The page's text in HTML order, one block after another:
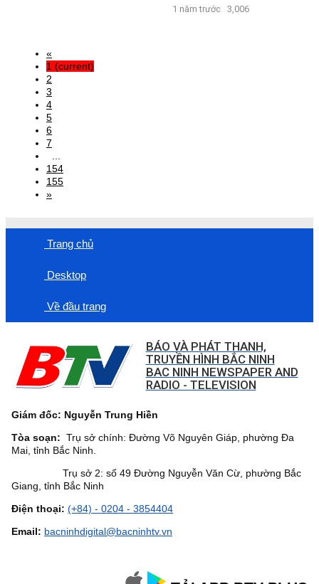
1 năm trước 3,006
«
1 (current)
2
3
4
5
6
7
154
155
»
Trang chủ
Desktop
Về đầu trang
BÁO VÀ PHÁT THANH,
TRUYỀN HÌNH BẮC NINH
BAC NINH NEWSPAPER AND
RADIO - TELEVISION
Giám đốc: Nguyễn Trung Hiền
Tòa soạn: Trụ sở chính: Đường Võ Nguyên Giáp, phường Đa
Mai, tỉnh Bắc Ninh.
Trụ sở 2: số 49 Đường Nguyễn Văn Cừ, phường Bắc
Giang, tỉnh Bắc Ninh
Điện thoại: (+84) - 0204 - 3854404
Email: bacninhdigital@bacninhtv.vn